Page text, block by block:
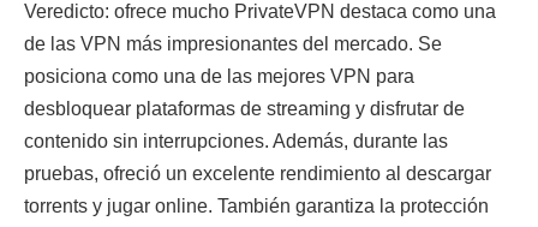
Veredicto: ofrece mucho PrivateVPN destaca como una
de las VPN más impresionantes del mercado. Se
posiciona como una de las mejores VPN para
desbloquear plataformas de streaming y disfrutar de
contenido sin interrupciones. Además, durante las
pruebas, ofreció un excelente rendimiento al descargar
torrents y jugar online. También garantiza la protección